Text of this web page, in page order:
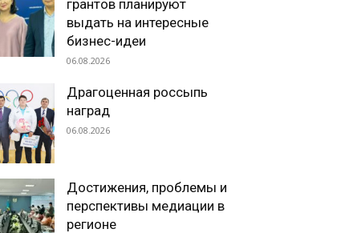
грантов планируют
выдать на интересные
бизнес-идеи
06.08.2026
Драгоценная россыпь
наград
06.08.2026
Достижения, проблемы и
перспективы медиации в
регионе